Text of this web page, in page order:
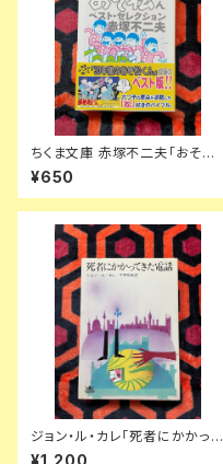
ちくま文庫 赤塚不二夫「おそ松
くんベスト・セレクション」初版
帯付き 筑摩書房 文庫オリジナ
ル
¥650
ジョン・ル・カレ「死者にかかって
きた電話」宇野利泰訳 カバー:真
¥1,200